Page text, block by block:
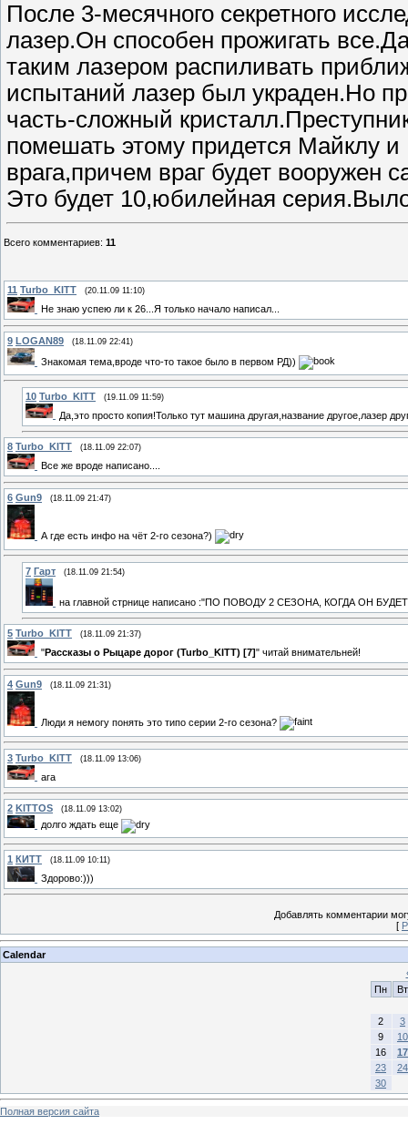
После 3-месячного секретного
лазер.Он способен прожигать
таким лазером распиливать
испытаний лазер был украден.Но
часть-сложный
помешать этому придется Майклу и
врага,причем враг будет
Это будет 10,юбилейная
Всего комментариев: 11
11 Turbo_KITT (20.11.09 11:10)
Не знаю успею ли к 26...Я только начало написал...
9 LOGAN89 (18.11.09 22:41)
Знакомая тема,вроде что-то такое было в первом РД))
10 Turbo_KITT (19.11.09 11:59)
Да,это просто копия!Только тут машина другая,название другое,лазер
8 Turbo_KITT (18.11.09 22:07)
Все же вроде написано....
6 Gun9 (18.11.09 21:47)
А где есть инфо на чёт 2-го сезона?)
7 Гарт (18.11.09 21:54)
на главной стрнице написано :"ПО ПОВОДУ 2 СЕЗОНА, КОГДА ОН
5 Turbo_KITT (18.11.09 21:37)
"Рассказы о Рыцаре дорог (Turbo_KITT) [7]" читай внимательней!
4 Gun9 (18.11.09 21:31)
Люди я немогу понять это типо серии 2-го сезона?
3 Turbo_KITT (18.11.09 13:06)
ага
2 KITTOS (18.11.09 13:02)
долго ждать еще
1 КИТТ (18.11.09 10:11)
Здорово:)))
Добавлять комментарии
[
Calendar
Пн
Вт
2
3
9
10
16
17
23
24
30
Полная версия сайта